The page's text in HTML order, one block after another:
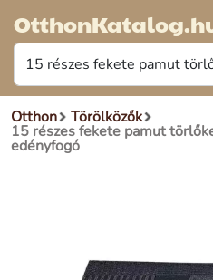
Otthon Törölközők
15 részes fekete pamut
edényfogó